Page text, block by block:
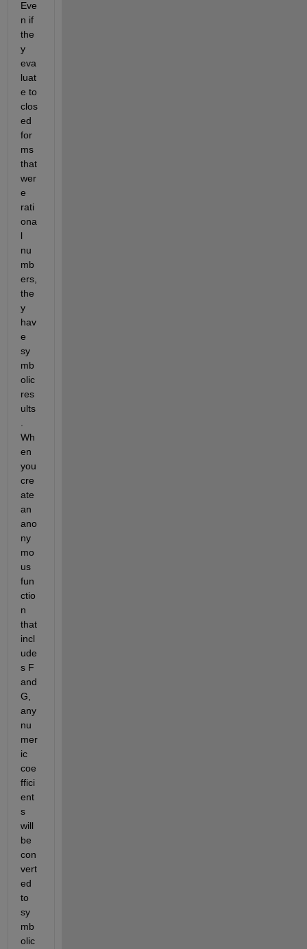
Eve
n if
the
y
eva
luat
e to
clos
ed
for
ms
that
wer
e
rati
ona
l
nu
mb
ers,
the
y
hav
e
sy
mb
olic
res
ults
Wh
en
you
cre
ate
an
ano
ny
mo
us
fun
ctio
n
that
incl
ude
s F
and
G,
any
nu
mer
ic
coe
ffici
ent
s
will
be
con
vert
ed
to
sy
mb
olic